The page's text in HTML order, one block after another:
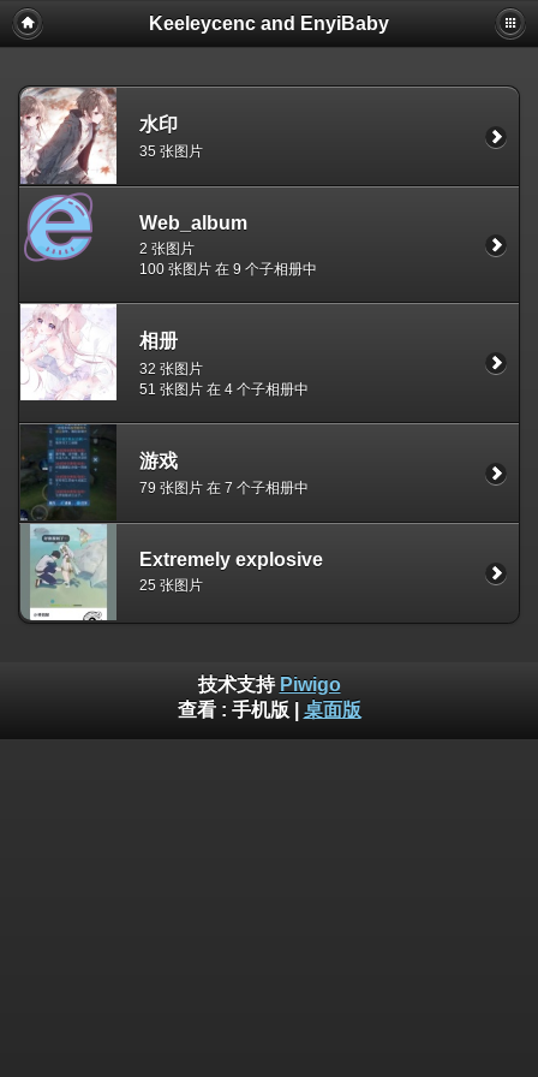
Keeleycenc and EnyiBaby
水印
35 张图片
Web_album
2 张图片
100 张图片 在 9 个子相册中
相册
32 张图片
51 张图片 在 4 个子相册中
游戏
79 张图片 在 7 个子相册中
Extremely explosive
25 张图片
技术支持 Piwigo
查看 : 手机版 桌面版